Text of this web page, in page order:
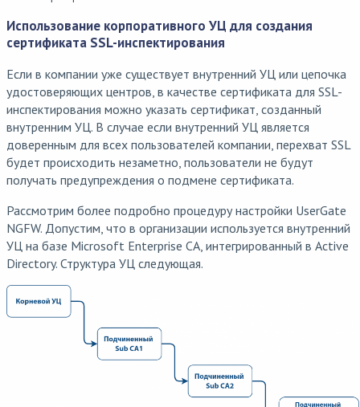
Использование корпоративного УЦ для создания
сертификата SSL-инспектирования
Если в компании уже существует внутренний УЦ или цепочка
удостоверяющих центров, в качестве сертификата для SSL-
инспектирования можно указать сертификат, созданный
внутренним УЦ. В случае если внутренний УЦ является
доверенным для всех пользователей компании, перехват SSL
будет происходить незаметно, пользователи не будут
получать предупреждения о подмене сертификата.
Рассмотрим более подробно процедуру настройки UserGate
NGFW. Допустим, что в организации используется внутренний
УЦ на базе Microsoft Enterprise CA, интегрированный в Active
Directory. Структура УЦ следующая.